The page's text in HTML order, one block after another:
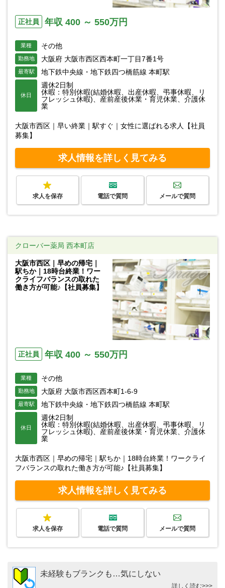
正社員 年収 400 ～ 550万円
業種 その他
勤務地 大阪府 大阪市西区西本町一丁目7番1号
最寄駅 地下鉄中央線・地下鉄四つ橋筋線 本町駅
休日
週休2日制
休暇：特別休暇(結婚休暇、出産休暇、弔事休暇、リ
フレッシュ休暇)、産前産後休業・育児休業、介護休
業
大阪市西区｜早い終業｜駅すぐ｜女性に選ばれる求人【社員
募集】
求人情報を詳しく見てみる
求人を保存 電話で質問 メールで質問
クローバー薬局 西本町店
大阪市西区｜早めの帰宅｜
駅ちか｜18時台終業！ワー
クライフバランスの取れた
働き方が可能♪【社員募集】
正社員 年収 400 ～ 550万円
業種 その他
勤務地 大阪府 大阪市西区西本町1-6-9
最寄駅 地下鉄中央線・地下鉄四つ橋筋線 本町駅
休日
週休2日制
休暇：特別休暇(結婚休暇、出産休暇、弔事休暇、リ
フレッシュ休暇)、産前産後休業・育児休業、介護休
業
大阪市西区｜早めの帰宅｜駅ちか｜18時台終業！ワークライ
フバランスの取れた働き方が可能♪【社員募集】
求人情報を詳しく見てみる
求人を保存 電話で質問 メールで質問
未経験もブランクも…気にしない
詳しく読む>>>